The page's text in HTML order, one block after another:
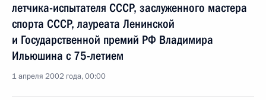
летчика-испытателя СССР, заслуженного мастера
спорта СССР, лауреата Ленинской
и Государственной премий РФ Владимира
Ильюшина с 75-летием
1 апреля 2002 года, 00:00